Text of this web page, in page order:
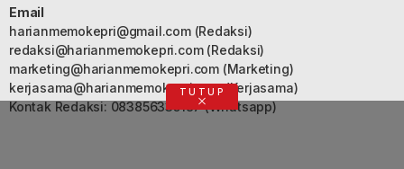
Email
harianmemokepri@gmail.com(Redaksi)
redaksi@harianmemokepri.com(Redaksi)
marketing@harianmemokepri.com(Marketing)
kerjasama@harianmemokepri.com(Kerjasama)
Kontak Redaksi: 083856335187 (Whatsapp)
TUTUP